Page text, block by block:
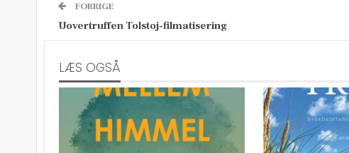
FORRIGE
Uovertruffen Tolstoj-filmatisering
LÆS OGSÅ